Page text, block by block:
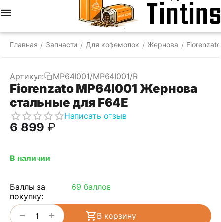
Главная / Запчасти / Для кофемолок / Жернова / Fiorenzato
Артикул: MP64I001/MP64I001/R
Fiorenzato MP64I001 Жернова
стальные для F64E
Написать отзыв
6 899 ₽
В наличии
Баллы за
покупку:
69 баллов
+
−
В корзину
Корзина Отложенные
товары
Аккаунт